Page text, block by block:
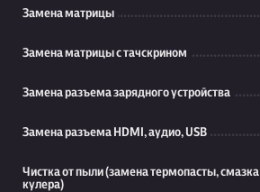
Замена матрицы
Замена матрицы с тачскрином
Замена разъема зарядного устройства
Замена разъема HDMI, аудио, USB
Чистка от пыли (замена термопасты, смазка
кулера)